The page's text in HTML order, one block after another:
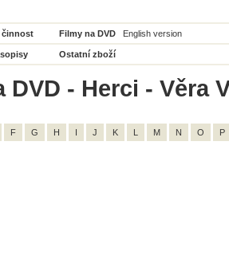
činnost Filmy na DVD English version
Ostatní zboží
DVD - Herci - Věra
F G H I J K L M N O P